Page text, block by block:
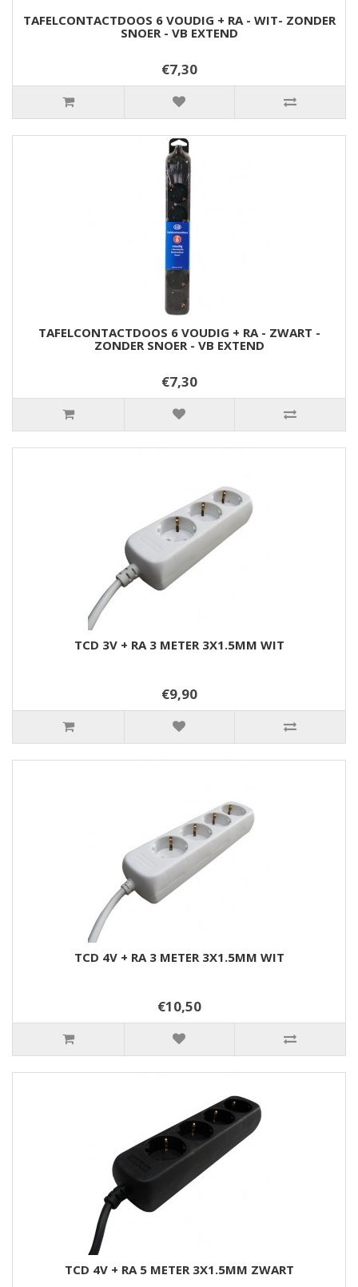
TAFELCONTACTDOOS 6 VOUDIG + RA - WIT- ZONDER
SNOER - VB EXTEND
€7,30
TAFELCONTACTDOOS 6 VOUDIG + RA - ZWART -
ZONDER SNOER - VB EXTEND
€7,30
TCD 3V + RA 3 METER 3X1.5MM WIT
€9,90
TCD 4V + RA 3 METER 3X1.5MM WIT
€10,50
TCD 4V + RA 5 METER 3X1.5MM ZWART